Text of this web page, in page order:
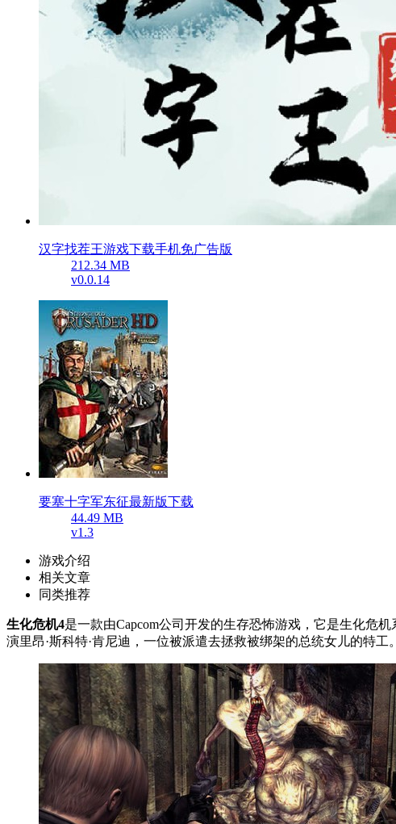
汉字找茬王游戏下载手机免广告版
212.34 MB
v0.0.14
要塞十字军东征最新版下载
44.49 MB
v1.3
游戏介绍
相关文章
同类推荐
生化危机4是一款由Capcom公司开发的生存恐怖游戏，它是生化危
演里昂·斯科特·肯尼迪，一位被派遣去拯救被绑架的总统女儿的特工。